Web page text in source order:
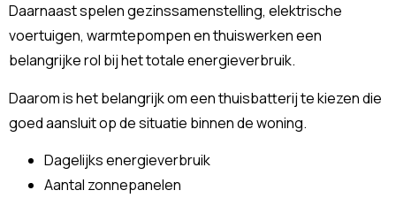
Daarnaast spelen gezinssamenstelling, elektrische
voertuigen, warmtepompen en thuiswerken een
belangrijke rol bij het totale energieverbruik.
Daarom is het belangrijk om een thuisbatterij te kiezen die
goed aansluit op de situatie binnen de woning.
Dagelijks energieverbruik
Aantal zonnepanelen